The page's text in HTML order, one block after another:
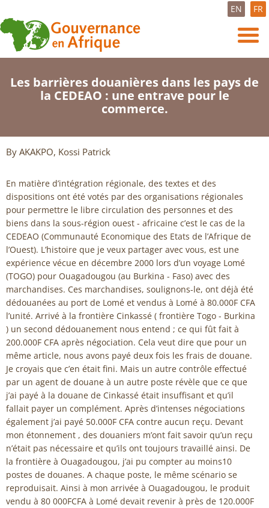
EN FR
Les barrières douanières dans les pays de
la CEDEAO : une entrave pour le
commerce.
By AKAKPO, Kossi Patrick
En matière d’intégration régionale, des textes et des
dispositions ont été votés par des organisations régionales
pour permettre le libre circulation des personnes et des
biens dans la sous-région ouest - africaine c’est le cas de la
CEDEAO (Communauté Economique des Etats de l’Afrique de
l’Ouest). L’histoire que je veux partager avec vous, est une
expérience vécue en décembre 2000 lors d’un voyage Lomé
(TOGO) pour Ouagadougou (au Burkina - Faso) avec des
marchandises. Ces marchandises, soulignons-le, ont déjà été
dédouanées au port de Lomé et vendus à Lomé à 80.000F CFA
l’unité. Arrivé à la frontière Cinkassé ( frontière Togo - Burkina
) un second dédouanement nous entend ; ce qui fût fait à
200.000F CFA après négociation. Cela veut dire que pour un
même article, nous avons payé deux fois les frais de douane.
Je croyais que c’en était fini. Mais un autre contrôle effectué
par un agent de douane à un autre poste révèle que ce que
j’ai payé à la douane de Cinkassé était insuffisant et qu’il
fallait payer un complément. Après d’intenses négociations
également j’ai payé 50.000F CFA contre aucun reçu. Devant
mon étonnement , des douaniers m’ont fait savoir qu’un reçu
n’était pas nécessaire et qu’ils ont toujours travaillé ainsi. De
la frontière à Ouagadougou, j’ai pu compter au moins10
postes de douanes. A chaque poste, le même scénario se
reproduisait. Ainsi à mon arrivée à Ouagadougou, le produit
vendu à 80 000FCFA à Lomé devait revenir à près de 120.000F